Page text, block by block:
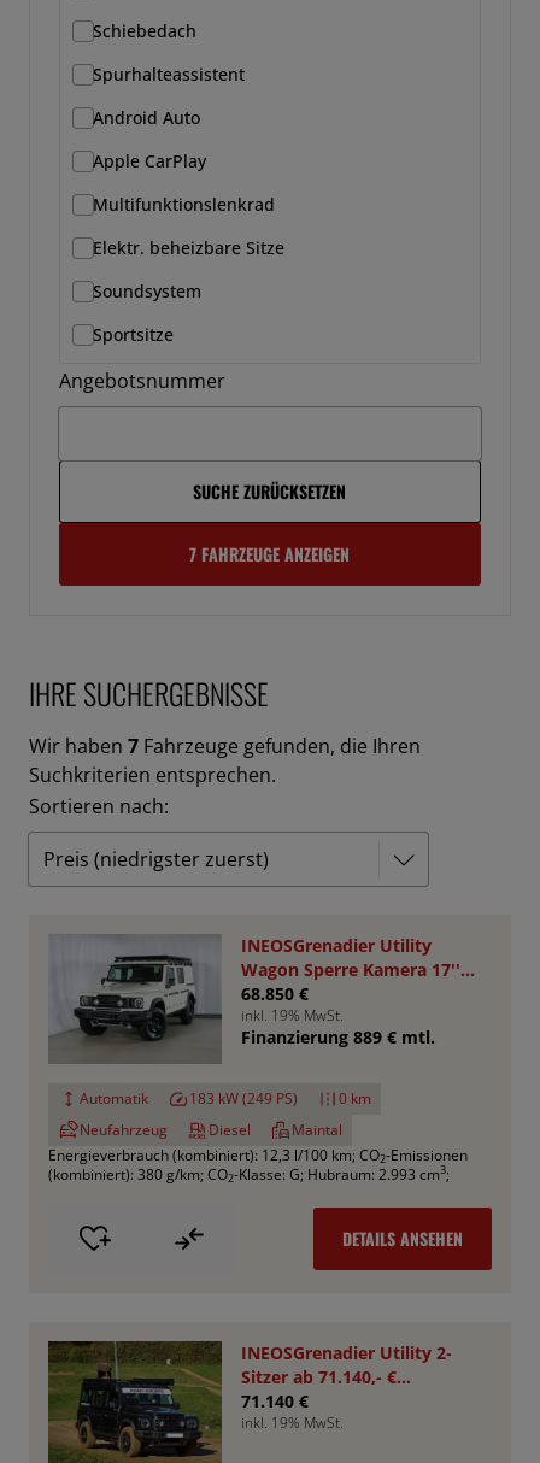
Schiebedach
Spurhalteassistent
Android Auto
Apple CarPlay
Multifunktionslenkrad
Elektr. beheizbare Sitze
Soundsystem
Sportsitze
Angebotsnummer
SUCHE ZURÜCKSETZEN
7 FAHRZEUGE ANZEIGEN
IHRE SUCHERGEBNISSE
Wir haben 7 Fahrzeuge gefunden, die Ihren
Suchkriterien entsprechen.
Sortieren nach:
INEOSGrenadier Utility
Wagon Sperre Kamera 17''
AHK RHINO
68.850 €
inkl. 19% MwSt.
Finanzierung 889 € mtl.
Automatik 183 kW (249 PS)
0 km
Neufahrzeug
Diesel
Maintal
Energieverbrauch (kombiniert): 12,3 l/100 km; CO2-Emissionen
(kombiniert): 380 g/km; CO2-Klasse: G; Hubraum: 2.993 cm3;
DETAILS ANSEHEN
INEOSGrenadier Utility 2-
Sitzer ab 71.140,- €
*Bestellfahrzeug*
71.140 €
inkl. 19% MwSt.